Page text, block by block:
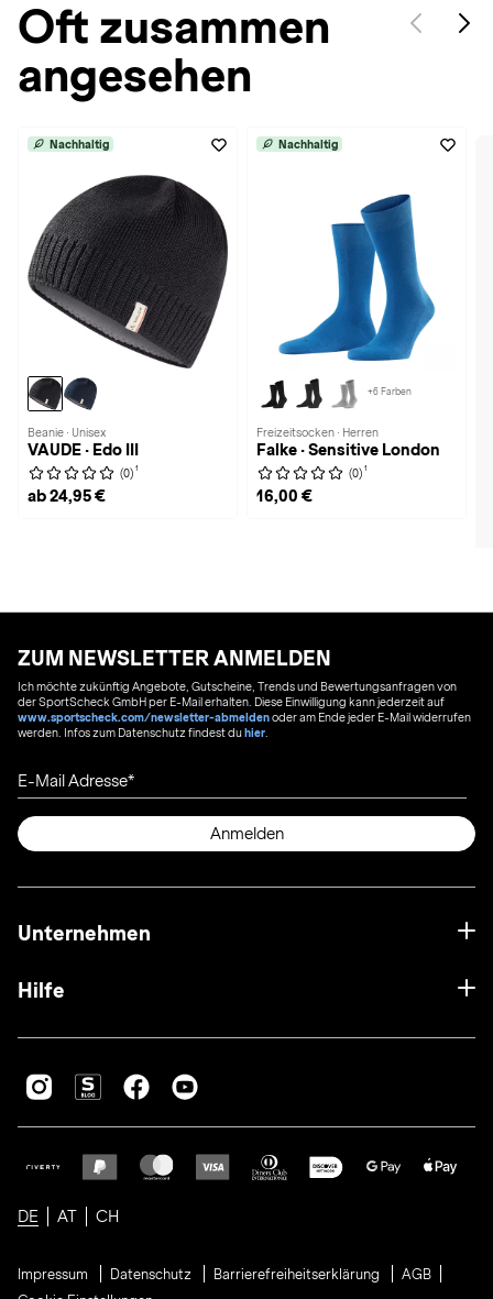
Oft zusammen
angesehen
Nachhaltig
Beanie · Unisex
VAUDE · Edo III
(0) 1
ab 24,95 €
Nachhaltig
+6 Farben
Freizeitsocken · Herren
Falke · Sensitive London
(0) 1
16,00 €
ZUM NEWSLETTER ANMELDEN
Ich möchte zukünftig Angebote, Gutscheine, Trends und Bewertungsanfragen von
der SportScheck GmbH per E-Mail erhalten. Diese Einwilligung kann jederzeit auf
www.sportscheck.com/newsletter-abmeldenoder am Ende jeder E-Mail widerrufen
werden. Infos zum Datenschutz findest duhier
E-Mail Adresse
Anmelden
Unternehmen
Hilfe
DE AT CH
Impressum Datenschutz Barrierefreiheitserklärung
AGB